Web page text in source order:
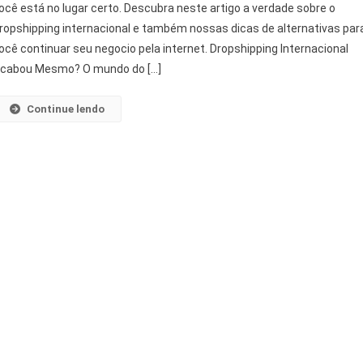
está no lugar certo. Descubra neste artigo a verdade sobre o
internacional e também nossas dicas de alternativas
continuar seu negocio pela internet. Dropshipping Internacional
Mesmo? O mundo do […]
Continue lendo